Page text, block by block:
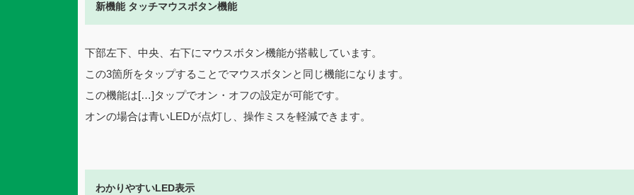
新機能 タッチマウスボタン機能
下部左下、中央、右下にマウスボタン機能が搭載しています。
この3箇所をタップすることでマウスボタンと同じ機能になります。
この機能は[…]タップでオン・オフの設定が可能です。
オンの場合は青いLEDが点灯し、操作ミスを軽減できます。
わかりやすいLED表示